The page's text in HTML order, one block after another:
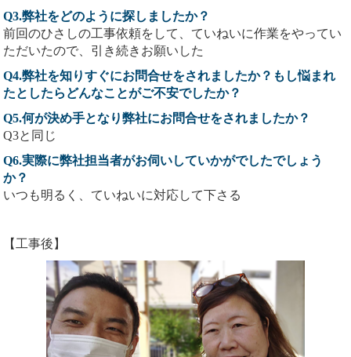
Q3.弊社をどのように探しましたか？
前回のひさしの工事依頼をして、ていねいに作業をやってい
ただいたので、引き続きお願いした
Q4.弊社を知りすぐにお問合せをされましたか？もし悩まれ
たとしたらどんなことがご不安でしたか？
Q5.何が決め手となり弊社にお問合せをされましたか？
Q3と同じ
Q6.実際に弊社担当者がお伺いしていかがでしたでしょう
か？
いつも明るく、ていねいに対応して下さる
【工事後】